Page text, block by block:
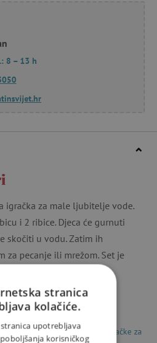
8 – 13 h
igračka za male ljubitelje vode.
i 2 ribice. Djeca će gurnuti
skočiti u vodu. Zatim ih
za pecanje ili mrežom. Set je
i igračke za vodu
Igračke za
stranica
kolačiće.
upotrebljava
korisničkog